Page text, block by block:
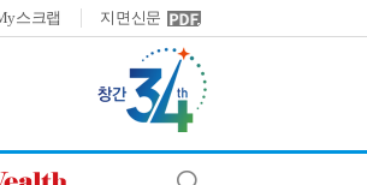
스크랩 지면신문